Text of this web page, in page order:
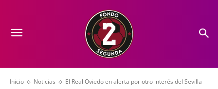
Inicio Noticias El Real Oviedo en alerta por otro interés del Sevilla